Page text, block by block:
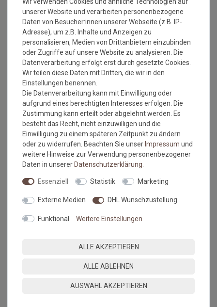
Vulkokante angefertigt werden - Diesen können Sie hier
mit dazu kaufen: >>https://www.livingfloor.com/a-
37751/
Herstellung: gewebt
Gesamthöhe: ca. 8 mm
Gesamtgewicht: ca. 2.850 gr./m²
Antistatisch und Fußbodenheizung geeignet
umweltfreundlich
Brandklasse: Efl
Einsatzbereich: z.b. Treppenhäuser
Bitte beachten Sie immer dieVerlege - und
Pflegehinweisedes Herstellers.
Wichtiger Hinweis:
normal. Sonderanfertigungen im Wunschmaß sind vom
Umtausch/Rückgabe ausgeschlossen.
Kleine Unregelmäßigkeiten (z.b. Noppenübersprünge) in
Struktur und Farbe machen den Reiz von Naturfasern aus.
der Breite, besteht das Risiko der Wellenbildung.
MEHR INFORMATIONEN ZUM EU VERANTWORTLICHEN »
unserer Website und verarbeiten personenbezogene
Daten von Besucher:innen unserer Webseite (z.B. IP-
Adresse), um z.B. Inhalte und Anzeigen zu
personalisieren, Medien von Drittanbietern einzubinden
oder Zugriffe auf unsere Website zu analysieren. Die
Datenverarbeitung erfolgt erst durch gesetzte Cookies.
Wir teilen diese Daten mit Dritten, die wir in den
Einstellungen benennen.
Die Datenverarbeitung kann mit Einwilligung oder
aufgrund eines berechtigten Interesses erfolgen. Die
Zustimmung kann erteilt oder abgelehnt werden. Es
besteht das Recht, nicht einzuwilligen und die
Einwilligung zu einem späteren Zeitpunkt zu ändern
oder zu widerrufen. Beachten Sie unserImpressum und
weitere Hinweise zur Verwendung personenbezogener
Daten in unsererDaten­schutz­erklärung
Essenziell Statistik Marketing
Externe Medien DHL Wunschzustellung
Funktional Weitere Einstellungen
ALLE AKZEPTIEREN
ALLE ABLEHNEN
AUSWAHL AKZEPTIEREN